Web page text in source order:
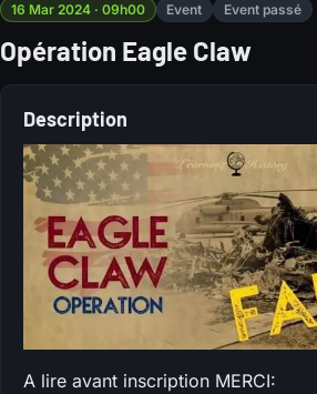
16 Mar 2024 · 09h00 Event Event passé
Opération Eagle Claw
Description
A lire avant inscription MERCI: